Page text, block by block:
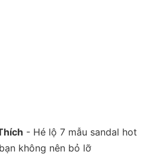
- Hé lộ 7 mẫu sandal hot
không nên bỏ lỡ